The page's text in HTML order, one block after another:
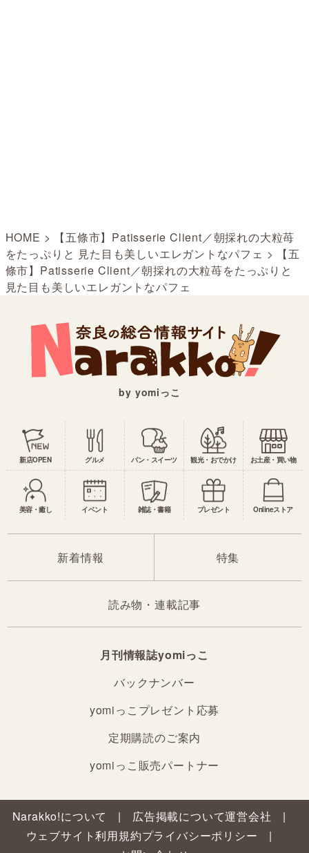
HOME >
【五條市】Patisserie Client／朝採れの大粒苺
をたっぷりと 見た目も美しいエレガントなパフェ >
【五
條市】Patisserie Client／朝採れの大粒苺をたっぷりと
見た目も美しいエレガントなパフェ
by yomiっこ
新店OPEN グルメ パン・スイーツ 観光・おでかけ お土産・買い物
美容・癒し イベント 雑誌・書籍 プレゼント Onlineストア
新着情報 特集
読み物・連載記事
月刊情報誌yomiっこ
バックナンバー
yomiっこプレゼント応募
定期購読のご案内
yomiっこ販売パートナー
Narakko!について 広告掲載について運営会社
ウェブサイト利用規約プライバシーポリシー